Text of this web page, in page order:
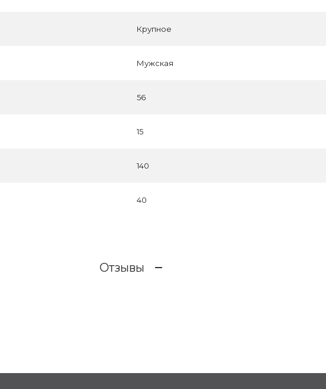
Крупное
Мужская
56
15
140
40
Отзывы